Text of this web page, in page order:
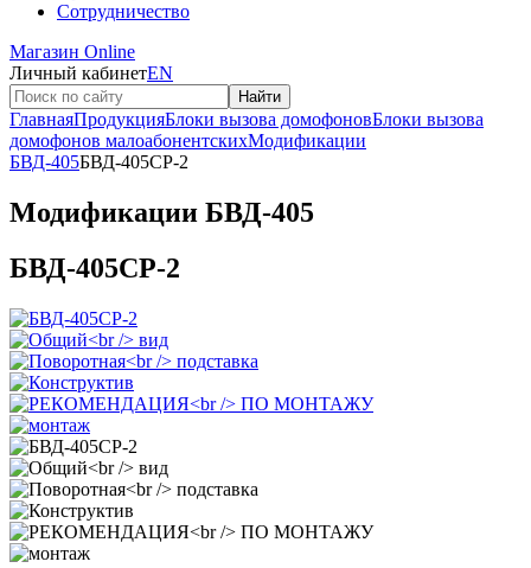
Сотрудничество
Магазин Online
Личный кабинетEN
Найти
ГлавнаяПродукцияБлоки вызова домофоновБлоки вызова
домофонов малоабонентскихМодификации
БВД-405БВД-405CP-2
Модификации БВД-405
БВД-405CP-2